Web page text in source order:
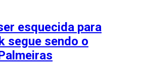
esquecida para
segue sendo o